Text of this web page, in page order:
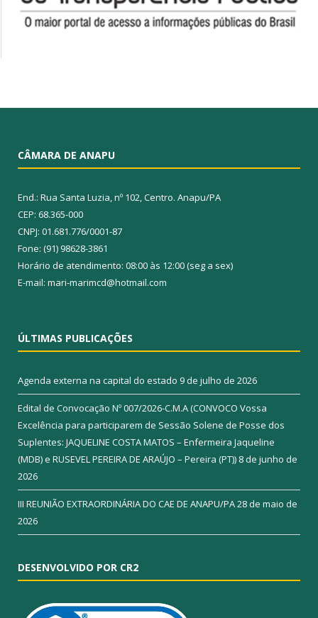
CÂMARA DE ANAPU
End.: Rua Santa Luzia, nº 102, Centro. Anapu/PA
CEP: 68.365-000
CNPJ: 01.681.776/0001-87
Fone: (91) 98628-3861
Horário de atendimento: 08:00 às 12:00 (seg a sex)
E-mail: mari-marimcd@hotmail.com
ÚLTIMAS PUBLICAÇÕES
Agenda externa na capital do estado 9 de julho de 2026
Edital de Convocação Nº 007/2026-C.M.A (CONVOCO Vossa
Excelência para participarem de Sessão Solene de Posse dos
Suplentes: JAQUELINE COSTA MATOS – Enfermeira Jaqueline
(MDB) e RUSEVEL PEREIRA DE ARAÚJO – Pereira (PT)) 8 de junho de
2026
III REUNIÃO EXTRAORDINÁRIA DO CAE DE ANAPU/PA28 de maio de
2026
DESENVOLVIDO POR CR2